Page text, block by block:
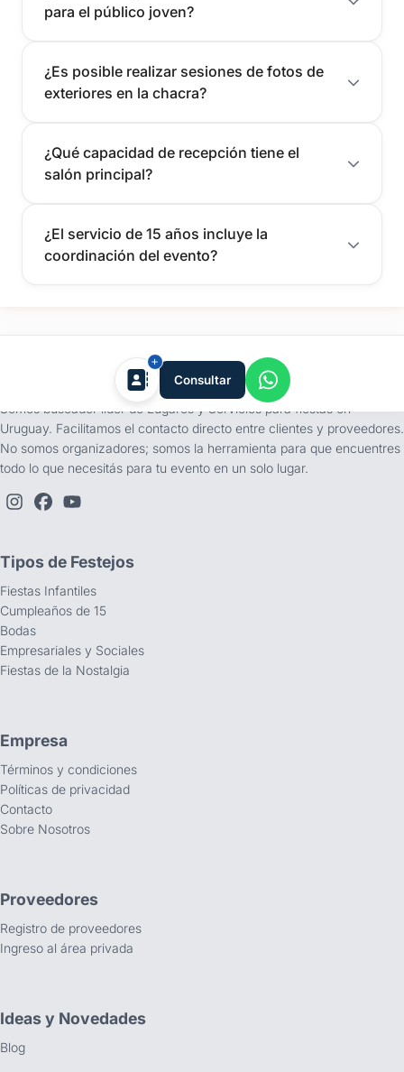
para el público joven?
¿Es posible realizar sesiones de fotos de
exteriores en la chacra?
¿Qué capacidad de recepción tiene el
salón principal?
¿El servicio de 15 años incluye la
coordinación del evento?
Consultar
tufiesta.com.uy
Somos buscador líder de Lugares y Servicios para fiestas en
Uruguay. Facilitamos el contacto directo entre clientes y proveedores.
No somos organizadores; somos la herramienta para que encuentres
todo lo que necesitás para tu evento en un solo lugar.
Tipos de Festejos
Fiestas Infantiles
Cumpleaños de 15
Bodas
Empresariales y Sociales
Fiestas de la Nostalgia
Empresa
Términos y condiciones
Políticas de privacidad
Contacto
Sobre Nosotros
Proveedores
Registro de proveedores
Ingreso al área privada
Ideas y Novedades
Blog